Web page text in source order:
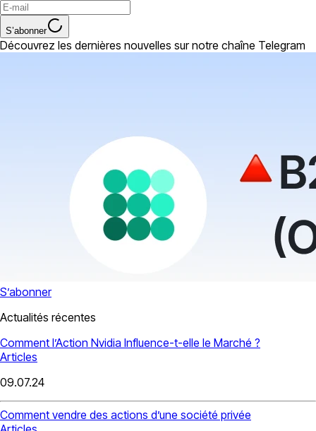
S’abonner
Découvrez les dernières nouvelles sur notre chaîne Telegram
S’abonner
Actualités récentes
Comment l’Action Nvidia Influence-t-elle le Marché ?
Articles
09.07.24
Comment vendre des actions d’une société privée